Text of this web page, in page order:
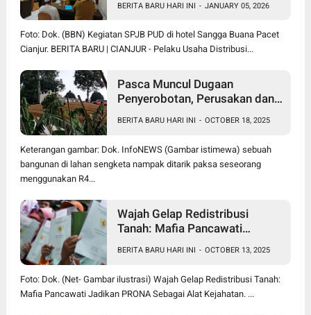
BERITA BARU HARI INI - JANUARY 05, 2026
Foto: Dok. (BBN) Kegiatan SPJB PUD di hotel Sangga Buana Pacet
Cianjur. BERITA BARU | CIANJUR - Pelaku Usaha Distribusi...
Pasca Muncul Dugaan
Penyerobotan, Perusakan dan
Pancawati Bogor, Kasusnya
Jadi Sorotan Publik
BERITA BARU HARI INI - OCTOBER 18, 2025
Keterangan gambar: Dok. InfoNEWS (Gambar istimewa) sebuah
bangunan di lahan sengketa nampak ditarik paksa seseorang
menggunakan R4...
Wajah Gelap Redistribusi
Tanah: Mafia Pancawati
BERITA BARU HARI INI - OCTOBER 13, 2025
Foto: Dok. (Net- Gambar ilustrasi) Wajah Gelap Redistribusi Tanah:
Mafia Pancawati Jadikan PRONA Sebagai Alat Kejahatan. ...